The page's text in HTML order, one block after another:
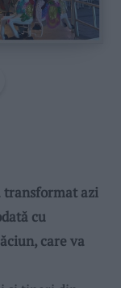
transformat azi
cu
care va